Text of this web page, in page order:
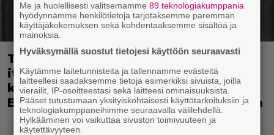
Tänään tv:ssä: Vuoden 2023
italialaisesta elokuvasta tuli
kotimaassaan suositumpi kuin
Barbie – Nyt ensiesityksenä Suomessa
Me ja huolellisesti valitsemamme89 teknologiakumppania
hyödynnämme henkilötietoja tarjotaksemme paremman
käyttäjäkokemuksen sekä kohdentaaksemme sisältöä ja
mainoksia.
Hyväksymällä suostut tietojesi käyttöön seuraavasti
Käytämme laitetunnisteita ja tallennamme evästeitä
laitteellesi saadaksemme tietoja esimerkiksi sivuista, joilla
vierailit, IP-osoitteestasi sekä laitteesi ominaisuuksista.
Pääset tutustumaan yksityiskohtaisesti käyttötarkoituksiin ja
teknologiakumppaneihimme seuraavalla välilehdellä.
Hylkääminen voi vaikuttaa sivuston toimivuuteen ja
käytettävyyteen.